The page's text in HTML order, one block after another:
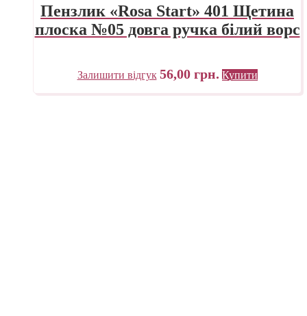
Пензлик «Rosa Start» 401 Щетина
плоска №05 довга ручка білий ворс
Залишити відгук 56,00 грн. Купити